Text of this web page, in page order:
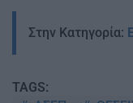
Στην Κατηγορία:
TAGS: